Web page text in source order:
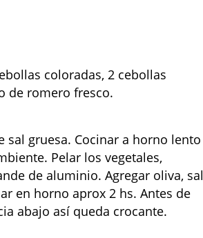
coloradas, 2 cebollas
de romero fresco.
sal gruesa. Cocinar a horno lento
Pelar los vegetales,
de aluminio. Agregar oliva, sal
en horno aprox 2 hs. Antes de
abajo así queda crocante.